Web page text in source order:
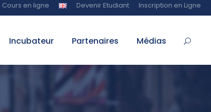
Cours en ligne Devenir Etudiant Inscription en Ligne
Incubateur Partenaires Médias